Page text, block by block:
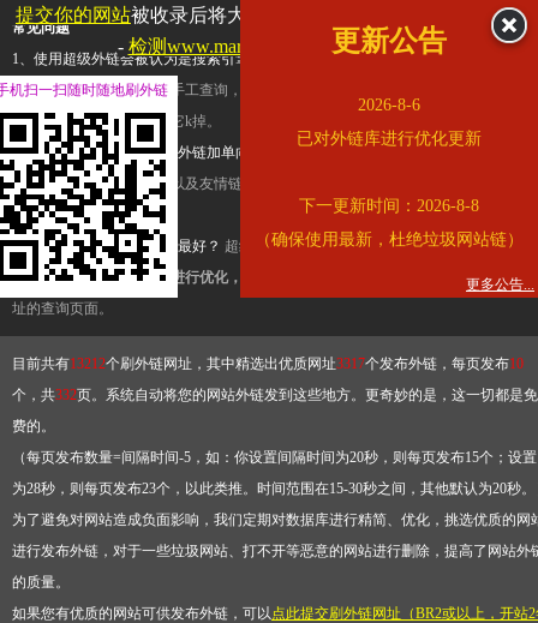
常见问题
1、使用超级外链会被认为是搜索引擎优化作弊吗？ 超级外链只是一个简便而集成
查询工具，模拟的是正常手工查询，不是作弊。如果是作弊，那您可以使用超级外
推广竞争对手的网址，让它k掉。
2、网站优化单纯依靠超级外链加单向链接可行吗？
链，需要结合普通的外链以及友情链接，您可以到站长论坛发布外链，到友情链接
台交换友情链接。
3、如何使用超级外链效果最好？ 超级外链不同于普通的外链，它是动态的链接，
有频繁使用超级外链工具进行优化，才能获得稳定的外链
，最终使搜索引擎收录带
址的查询页面。
目前共有13212个刷外链网址，其中精选出优质网址3317个发布外链，每页发布10
个，共332页。系统自动将您的网站外链发到这些地方。更奇妙的是，这一切都是免
费的。
（每页发布数量=间隔时间-5，如：你设置间隔时间为20秒，则每页发布15个；设置
为28秒，则每页发布23个，以此类推。时间范围在15-30秒之间，其他默认为20秒
为了避免对网站造成负面影响，我们定期对数据库进行精简、优化，挑选优质的网
进行发布外链，对于一些垃圾网站、打不开等恶意的网站进行删除，提高了网站外
的质量。
如果您有优质的网站可供发布外链，可以点此提交刷外链网址（BR2或以上，开站
提交你的网站被收录后将大幅提升流量和外链，
查看展示页面
- 检测www.marriott.com.cn是否收录
更新公告
2026-8-6
已对外链库进行优化更新
下一更新时间：2026-8-8
（确保使用最新，杜绝垃圾网站链）
更多公告...
机扫一扫随时随地刷外链